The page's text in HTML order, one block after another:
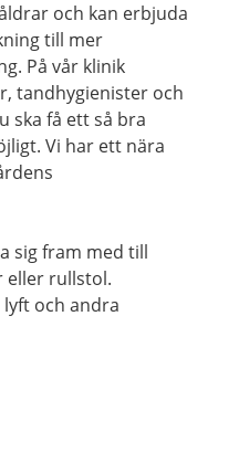
och kan erbjuda
till mer
På vår klinik
tandhygienister och
ska få ett så bra
Vi har ett nära
sig fram med till
eller rullstol.
och andra